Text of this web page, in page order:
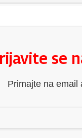
se
Primajte na email